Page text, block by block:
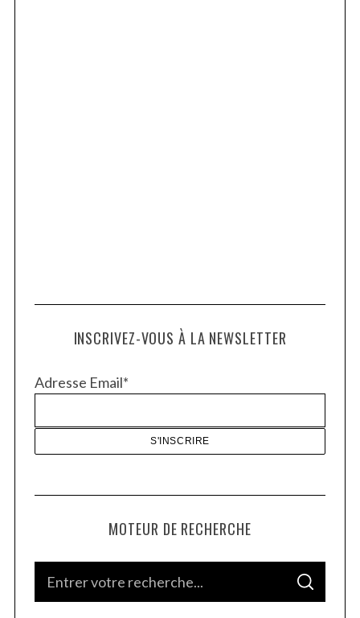
INSCRIVEZ-VOUS À LA NEWSLETTER
Adresse Email*
MOTEUR DE RECHERCHE
S
A